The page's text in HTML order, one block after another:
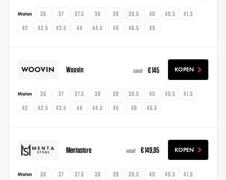
Maten 36 37 37.5 38 39 39.5 40 40.5
41.5
42
42.5 43.5 44 44.5 46 46.5 49
Woovin vanaf € 145 KOPEN
Maten 36 37 37.5 38 39 39.5 40 40.5
41.5
42
42.5 43.5 44 44.5 45 46 46.5
Mentastore vanaf € 149,95 KOPEN
Maten 36 37 37.5 38 39 39.5 40 40.5
41.5